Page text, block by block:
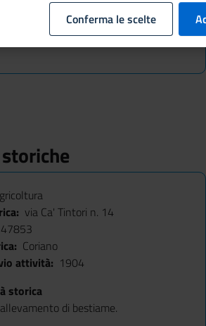
via Ca' Tintori n. 14
47853
Coriano
attività 1904
storica
di bestiame.
Conferma le scelte